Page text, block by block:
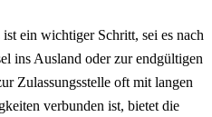
ein wichtiger Schritt, sei es nach
ins Ausland oder zur endgültigen
Zulassungsstelle oft mit langen
verbunden ist, bietet die